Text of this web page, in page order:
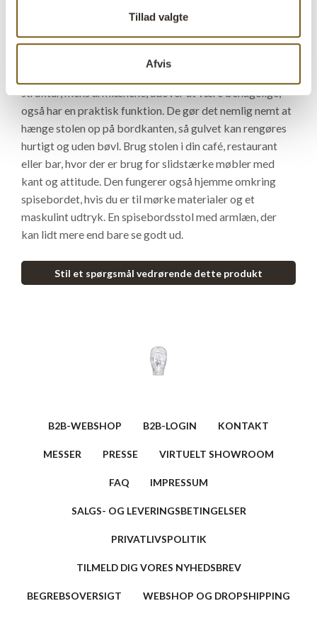
Tillad valgte
Afvis
og polstring i ægte bøffelskind, får du en spisebordsstol
der balancerer mellem det rå industrielle og det klassisk
amerikanske diner-look. Og det fungerer. Syningerne i
struktur, mens armlænene, udover at være behagelige,
også har en praktisk funktion. De gør det nemlig nemt at
hænge stolen op på bordkanten, så gulvet kan rengøres
hurtigt og uden bøvl. Brug stolen i din café, restaurant
eller bar, hvor der er brug for slidstærke møbler med
kant og attitude. Den fungerer også hjemme omkring
spisebordet, hvis du er til mørke materialer og et
maskulint udtryk. En spisebordsstol med armlæn, der
kan lidt mere end bare se godt ud.
Stil et spørgsmål vedrørende dette produkt
B2B-WEBSHOP B2B-LOGIN KONTAKT
MESSER PRESSE VIRTUELT SHOWROOM
FAQ IMPRESSUM
SALGS- OG LEVERINGSBETINGELSER
PRIVATLIVSPOLITIK
TILMELD DIG VORES NYHEDSBREV
BEGREBSOVERSIGT WEBSHOP OG DROPSHIPPING